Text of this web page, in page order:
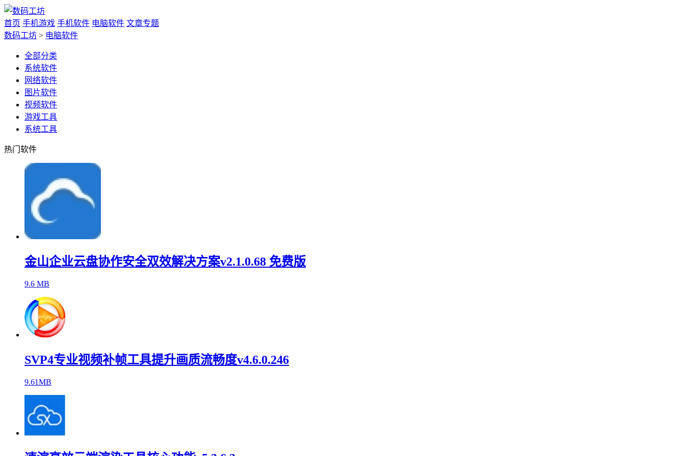
首页 手机游戏 手机软件 电脑软件 文章专题
数码工坊 > 电脑软件
全部分类
系统软件
网络软件
图片软件
视频软件
游戏工具
系统工具
热门软件
金山企业云盘协作安全双效解决方案v2.1.0.68 免费版
9.6 MB
SVP4专业视频补帧工具提升画质流畅度v4.6.0.246
9.61MB